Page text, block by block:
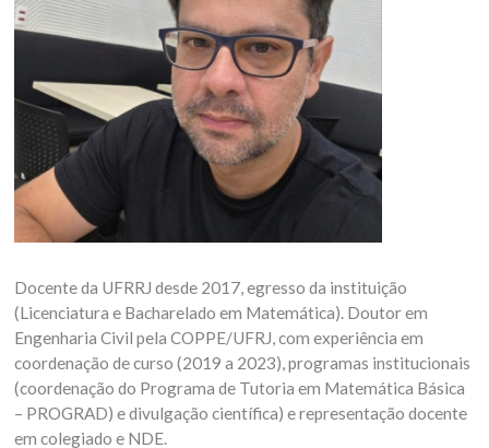
Docente da UFRRJ desde 2017, egresso da instituição
(Licenciatura e Bacharelado em Matemática). Doutor em
Engenharia Civil pela COPPE/UFRJ, com experiência em
coordenação de curso (2019 a 2023), programas institucionais
(coordenação do Programa de Tutoria em Matemática Básica
– PROGRAD) e divulgação científica) e representação docente
em colegiado e NDE.